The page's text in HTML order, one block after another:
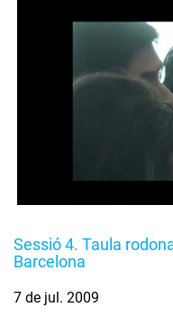
Sessió 4. Taula
Barcelona
7 de jul. 2009